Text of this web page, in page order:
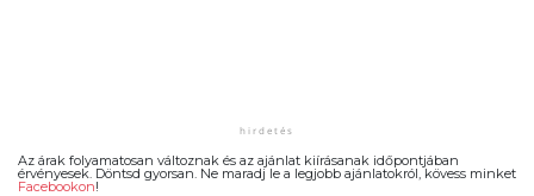
Az árak folyamatosan változnak és az ajánlat kiírásanak időpontjában
érvényesek. Döntsd gyorsan. Ne maradj le a legjobb ajánlatokról, kövess minket
Facebookon!